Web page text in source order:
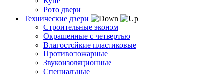
Рото двери
Технические двери
Строительные эконом
Окрашенные с четвертью
Влагостойкие пластиковые
Противопожарные
Звукоизоляционные
Специальные